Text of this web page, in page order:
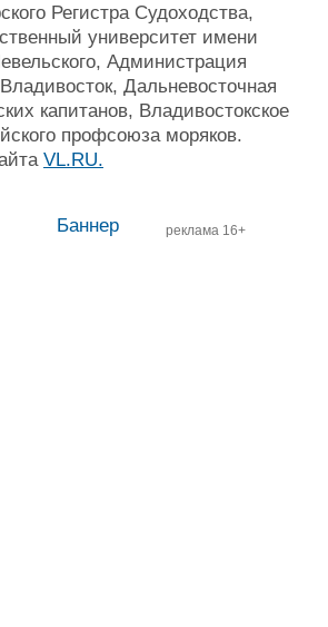
Регистра Судоходства,
университет имени
Администрация
Дальневосточная
капитанов, Владивостокское
профсоюза моряков.
VL.RU.
реклама 16+